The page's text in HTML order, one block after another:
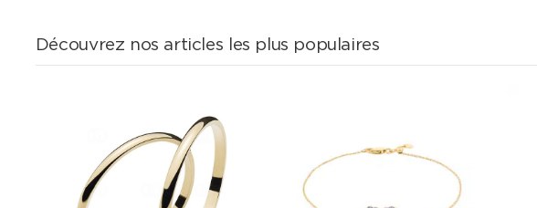
Découvrez nos articles les plus populaires